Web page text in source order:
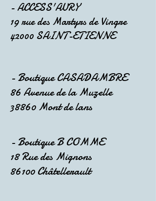
- ACCESS'AURY
19 rue des Martyrs de Vingre
42000 SAINT-ETIENNE
- Boutique CASADAMBRE
86 Avenue de la Muzelle
38860 Mont de lans
- Boutique B COMME
18 Rue des Mignons
86100 Châtellerault